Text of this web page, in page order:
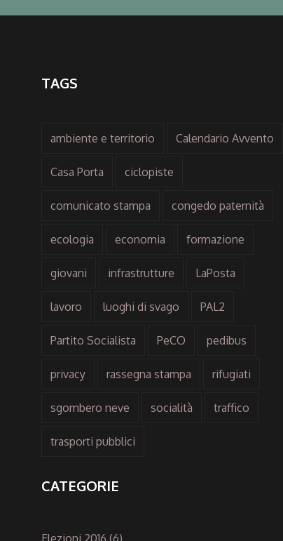
TAGS
ambiente e territorio Calendario Avvento
Casa Porta ciclopiste
comunicato stampa congedo paternità
ecologia economia formazione
giovani infrastrutture LaPosta
lavoro luoghi di svago PAL2
Partito Socialista PeCO pedibus
privacy rassegna stampa rifugiati
sgombero neve socialità traffico
trasporti pubblici
CATEGORIE